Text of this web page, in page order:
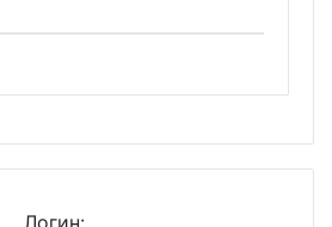
Логин: